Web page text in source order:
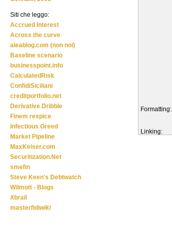
Formatting:
Linking:
Siti che leggo:
Accrued Interest
Across the curve
aleablog.com (non noi)
Baseline scenario
businesspoint.info
CalculatedRisk
ConfidiSiciliani
creditportfolio.net
Derivative Dribble
Finem respice
Infectious Greed
Market Pipeline
MaxKeiser.com
Securitization.Net
smefin
Steve Keen's Debtwatch
Wilmott - Blogs
Xbrail
masterfidiwiki